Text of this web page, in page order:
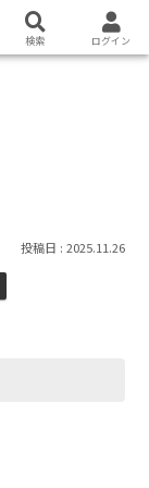
2025.11.26
検索 ログイン